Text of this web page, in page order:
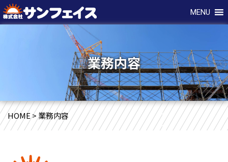
MENU
業務内容
HOME>業務内容